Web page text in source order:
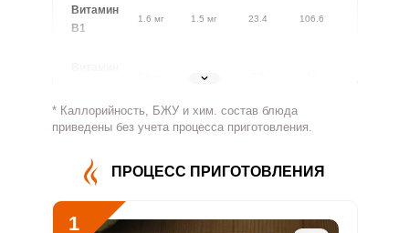
Витамин
В1
1.6 мг 1.5 мг 23.4 106.6
1.8 мг
Витамин
92.7 мг 500 мг 4.1 18.5
Витамин
В5
* Каллорийность, БЖУ и хим. состав блюда
приведены без учета процесса приготовления.
ПРОЦЕСС ПРИГОТОВЛЕНИЯ
1